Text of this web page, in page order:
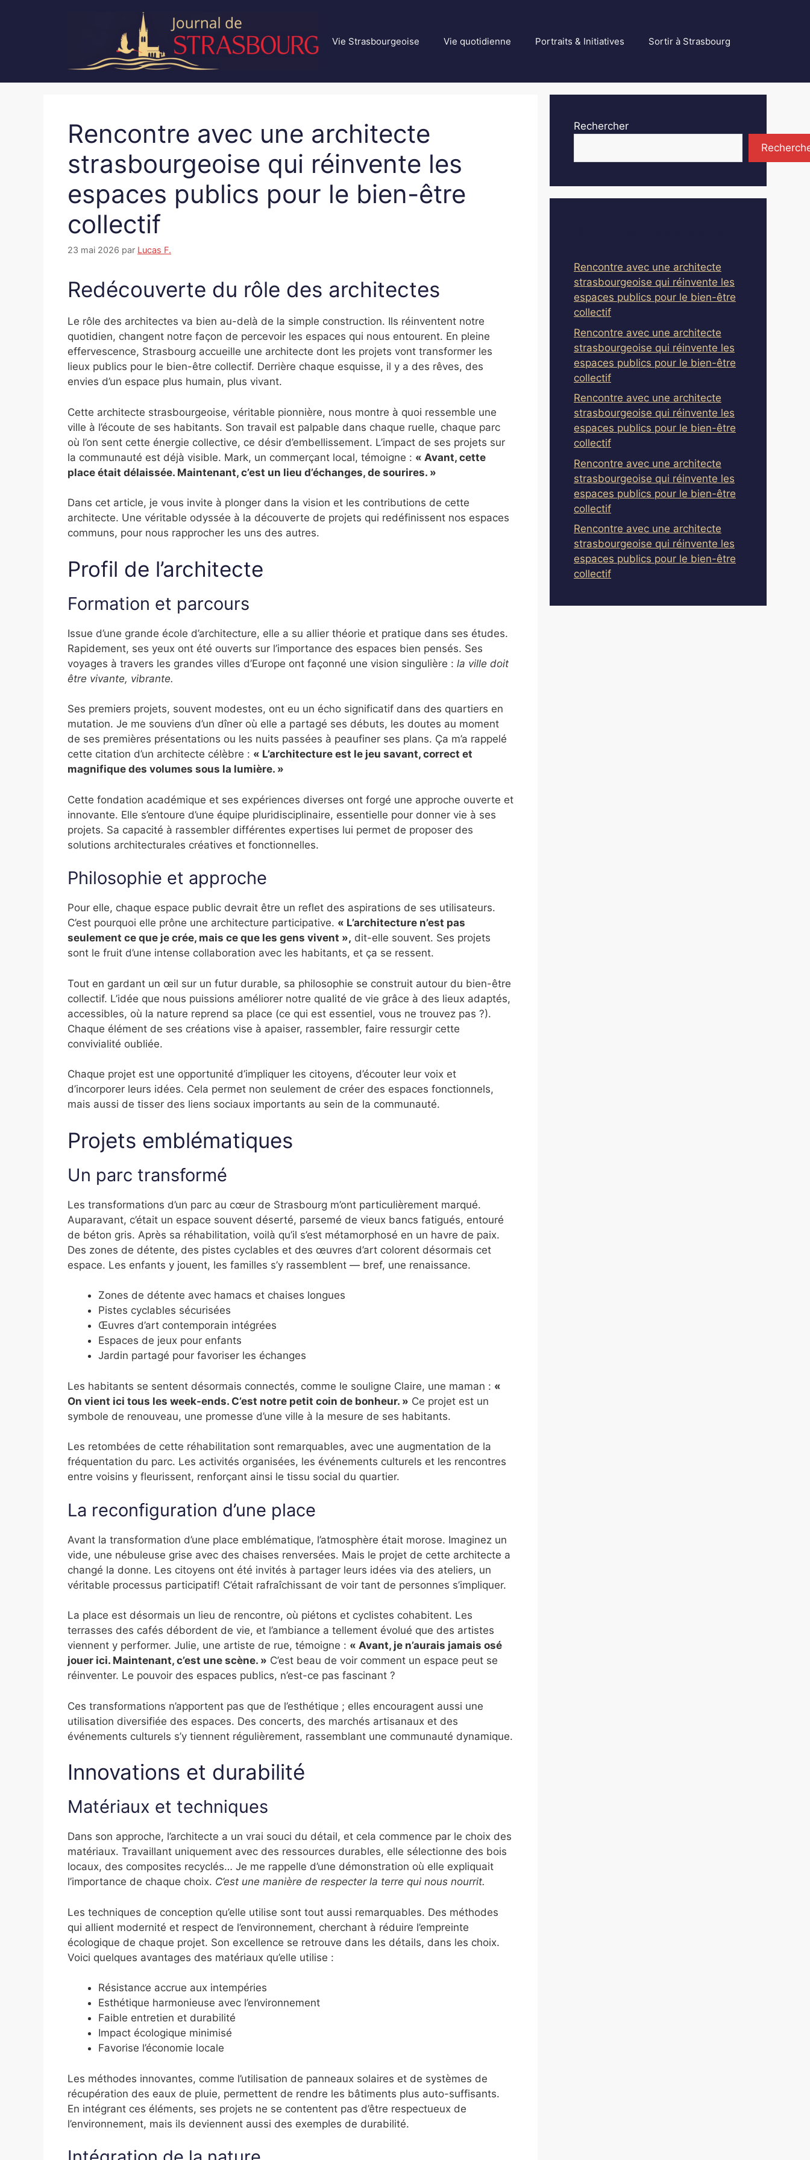
Vie Strasbourgeoise Vie quotidienne Portraits & Initiatives Sortir à Strasbourg
Rencontre avec une architecte
strasbourgeoise qui réinvente les
espaces publics pour le bien-être
collectif
23 mai 2026 par Lucas F.
Redécouverte du rôle des architectes
Le rôle des architectes va bien au-delà de la simple construction. Ils réinventent notre
quotidien, changent notre façon de percevoir les espaces qui nous entourent. En pleine
effervescence, Strasbourg accueille une architecte dont les projets vont transformer les
lieux publics pour le bien-être collectif. Derrière chaque esquisse, il y a des rêves, des
envies d’un espace plus humain, plus vivant.
Cette architecte strasbourgeoise, véritable pionnière, nous montre à quoi ressemble une
ville à l’écoute de ses habitants. Son travail est palpable dans chaque ruelle, chaque parc
où l’on sent cette énergie collective, ce désir d’embellissement. L’impact de ses projets sur
la communauté est déjà visible. Mark, un commerçant local, témoigne : « Avant, cette
place était délaissée. Maintenant, c’est un lieu d’échanges, de sourires. »
Dans cet article, je vous invite à plonger dans la vision et les contributions de cette
architecte. Une véritable odyssée à la découverte de projets qui redéfinissent nos espaces
communs, pour nous rapprocher les uns des autres.
Profil de l’architecte
Formation et parcours
Issue d’une grande école d’architecture, elle a su allier théorie et pratique dans ses études.
Rapidement, ses yeux ont été ouverts sur l’importance des espaces bien pensés. Ses
voyages à travers les grandes villes d’Europe ont façonné une vision singulière : la ville doit
être vivante, vibrante.
Ses premiers projets, souvent modestes, ont eu un écho significatif dans des quartiers en
mutation. Je me souviens d’un dîner où elle a partagé ses débuts, les doutes au moment
de ses premières présentations ou les nuits passées à peaufiner ses plans. Ça m’a rappelé
cette citation d’un architecte célèbre : « L’architecture est le jeu savant, correct et
magnifique des volumes sous la lumière. »
Cette fondation académique et ses expériences diverses ont forgé une approche ouverte et
innovante. Elle s’entoure d’une équipe pluridisciplinaire, essentielle pour donner vie à ses
projets. Sa capacité à rassembler différentes expertises lui permet de proposer des
solutions architecturales créatives et fonctionnelles.
Philosophie et approche
Pour elle, chaque espace public devrait être un reflet des aspirations de ses utilisateurs.
C’est pourquoi elle prône une architecture participative. « L’architecture n’est pas
seulement ce que je crée, mais ce que les gens vivent », dit-elle souvent. Ses projets
sont le fruit d’une intense collaboration avec les habitants, et ça se ressent.
Tout en gardant un œil sur un futur durable, sa philosophie se construit autour du bien-être
collectif. L’idée que nous puissions améliorer notre qualité de vie grâce à des lieux adaptés,
accessibles, où la nature reprend sa place (ce qui est essentiel, vous ne trouvez pas ?).
Chaque élément de ses créations vise à apaiser, rassembler, faire ressurgir cette
convivialité oubliée.
Chaque projet est une opportunité d’impliquer les citoyens, d’écouter leur voix et
d’incorporer leurs idées. Cela permet non seulement de créer des espaces fonctionnels,
mais aussi de tisser des liens sociaux importants au sein de la communauté.
Projets emblématiques
Un parc transformé
Les transformations d’un parc au cœur de Strasbourg m’ont particulièrement marqué.
Auparavant, c’était un espace souvent déserté, parsemé de vieux bancs fatigués, entouré
de béton gris. Après sa réhabilitation, voilà qu’il s’est métamorphosé en un havre de paix.
Des zones de détente, des pistes cyclables et des œuvres d’art colorent désormais cet
espace. Les enfants y jouent, les familles s’y rassemblent — bref, une renaissance.
Zones de détente avec hamacs et chaises longues
Pistes cyclables sécurisées
Œuvres d’art contemporain intégrées
Espaces de jeux pour enfants
Jardin partagé pour favoriser les échanges
Les habitants se sentent désormais connectés, comme le souligne Claire, une maman : «
On vient ici tous les week-ends. C’est notre petit coin de bonheur. » Ce projet est un
symbole de renouveau, une promesse d’une ville à la mesure de ses habitants.
Les retombées de cette réhabilitation sont remarquables, avec une augmentation de la
fréquentation du parc. Les activités organisées, les événements culturels et les rencontres
entre voisins y fleurissent, renforçant ainsi le tissu social du quartier.
La reconfiguration d’une place
Avant la transformation d’une place emblématique, l’atmosphère était morose. Imaginez un
vide, une nébuleuse grise avec des chaises renversées. Mais le projet de cette architecte a
changé la donne. Les citoyens ont été invités à partager leurs idées via des ateliers, un
véritable processus participatif! C’était rafraîchissant de voir tant de personnes s’impliquer.
La place est désormais un lieu de rencontre, où piétons et cyclistes cohabitent. Les
terrasses des cafés débordent de vie, et l’ambiance a tellement évolué que des artistes
viennent y performer. Julie, une artiste de rue, témoigne : « Avant, je n’aurais jamais osé
jouer ici. Maintenant, c’est une scène. » C’est beau de voir comment un espace peut se
réinventer. Le pouvoir des espaces publics, n’est-ce pas fascinant ?
Ces transformations n’apportent pas que de l’esthétique ; elles encouragent aussi une
utilisation diversifiée des espaces. Des concerts, des marchés artisanaux et des
événements culturels s’y tiennent régulièrement, rassemblant une communauté dynamique.
Innovations et durabilité
Matériaux et techniques
Dans son approche, l’architecte a un vrai souci du détail, et cela commence par le choix des
matériaux. Travaillant uniquement avec des ressources durables, elle sélectionne des bois
locaux, des composites recyclés… Je me rappelle d’une démonstration où elle expliquait
l’importance de chaque choix. C’est une manière de respecter la terre qui nous nourrit.
Les techniques de conception qu’elle utilise sont tout aussi remarquables. Des méthodes
qui allient modernité et respect de l’environnement, cherchant à réduire l’empreinte
écologique de chaque projet. Son excellence se retrouve dans les détails, dans les choix.
Voici quelques avantages des matériaux qu’elle utilise :
Résistance accrue aux intempéries
Esthétique harmonieuse avec l’environnement
Faible entretien et durabilité
Impact écologique minimisé
Favorise l’économie locale
Les méthodes innovantes, comme l’utilisation de panneaux solaires et de systèmes de
récupération des eaux de pluie, permettent de rendre les bâtiments plus auto-suffisants.
En intégrant ces éléments, ses projets ne se contentent pas d’être respectueux de
l’environnement, mais ils deviennent aussi des exemples de durabilité.
Rechercher
Rencontre avec une architecte
strasbourgeoise qui réinvente les
espaces publics pour le bien-être
collectif
Rencontre avec une architecte
strasbourgeoise qui réinvente les
espaces publics pour le bien-être
collectif
Rencontre avec une architecte
strasbourgeoise qui réinvente les
espaces publics pour le bien-être
collectif
Rencontre avec une architecte
strasbourgeoise qui réinvente les
espaces publics pour le bien-être
collectif
Rencontre avec une architecte
strasbourgeoise qui réinvente les
espaces publics pour le bien-être
collectif